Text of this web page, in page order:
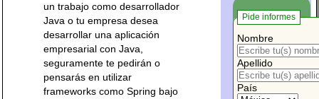
un trabajo como desarrollador
Java o tu empresa desea
desarrollar una aplicación
empresarial con Java,
seguramente te pedirán o
pensarás en utilizar
frameworks como Spring bajo
Pide informes
Nombre
Apellido
País